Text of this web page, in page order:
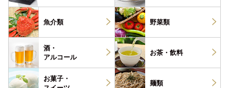
魚介類 野菜類
酒・
アルコール
お茶・ 飲料
お菓子・
麺類